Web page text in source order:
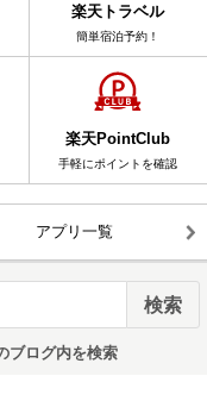
楽天トラベル
簡単宿泊予約！
楽天PointClub
手軽にポイントを確認
アプリ一覧
ブログ内を検索